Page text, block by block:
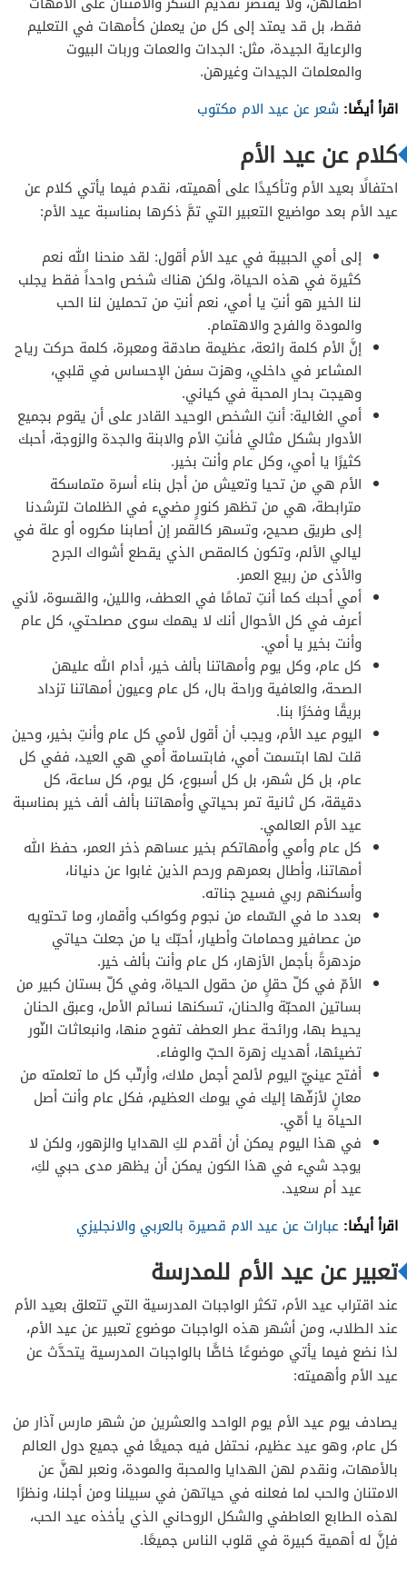
فقط، بل قد يمتد إلى كل من يعملن كأمهات في التعليم
والرعاية الجيدة، مثل: الجدات والعمات وربات البيوت
والمعلمات الجيدات وغيرهن.
اقرأ أيضًا: شعر عن عيد الام مكتوب
كلام عن عيد الأم
احتفالًا بعيد الأم وتأكيدًا على أهميته، نقدم فيما يأتي كلام عن
عيد الأم بعد مواضيع التعبير التي تمَّ ذكرها بمناسبة عيد الأم:
إلى أمي الحبيبة في عيد الأم أقول: لقد منحنا الله نعم
كثيرة في هذه الحياة، ولكن هناك شخص واحداً فقط يجلب
لنا الخير هو أنتِ يا أمي، نعم أنتِ من تحملين لنا الحب
والمودة والفرح والاهتمام.
إنَّ الأم كلمة رائعة، عظيمة صادقة ومعبرة، كلمة حركت رياح
المشاعر في داخلي، وهزت سفن الإحساس في قلبي،
وهيجت بحار المحبة في كياني.
أمي الغالية: أنتِ الشخص الوحيد القادر على أن يقوم بجميع
الأدوار بشكل مثالي فأنتِ الأم والابنة والجدة والزوجة، أحبك
كثيرًا يا أمي، وكل عام وأنت بخير.
الأم هي من تحيا وتعيش من أجل بناء أسرة متماسكة
مترابطة، هي من تظهر كنورٍ مضيء في الظلمات لترشدنا
إلى طريق صحيح، وتسهر كالقمر إن أصابنا مكروه أو علة في
ليالي الألم، وتكون كالمقص الذي يقطع أشواك الجرح
والأذى من ربيع العمر.
أمي أحبك كما أنتِ تمامًا في العطف، واللين، والقسوة، لأني
أعرف في كل الأحوال أنك لا يهمك سوى مصلحتي، كل عام
وأنت بخير يا أمي.
كل عام، وكل يوم وأمهاتنا بألف خير، أدام الله عليهن
الصحة، والعافية وراحة بال، كل عام وعيون أمهاتنا تزداد
بريقًا وفخرًا بنا.
اليوم عيد الأم، ويجب أن أقول لأمي كل عام وأنتِ بخير، وحين
قلت لها ابتسمت أمي، فابتسامة أمي هي العيد، ففي كل
عام، بل كل شهر، بل كل أسبوع، كل يوم، كل ساعة، كل
دقيقة، كل ثانية تمر بحياتي وأمهاتنا بألف ألف خير بمناسبة
عيد الأم العالمي.
كل عام وأمي وأمهاتكم بخير عساهم ذخر العمر، حفظ الله
أمهاتنا، وأطال بعمرهم ورحم الذين غابوا عن دنيانا،
وأسكنهم ربي فسيح جناته.
بعدد ما في السّماء من نجوم وكواكب وأقمار، وما تحتويه
من عصافير وحمامات وأطيار، أحبّك يا من جعلت حياتي
مزدهرةً بأجمل الأزهار، كل عام وأنت بألف خير.
الأمّ في كلّ حقلٍ من حقول الحياة، وفي كلّ بستان كبير من
بساتين المحبّة والحنان، تسكنها نسائم الأمل، وعبق الحنان
يحيط بها، ورائحة عطر العطف تفوح منها، وانبعاثات النّور
تضيئها، أهديك زهرة الحبّ والوفاء.
أفتح عينيّ اليوم لألمح أجمل ملاك، وأرتّب كل ما تعلمته من
معانٍ لأزفّها إليك في يومك العظيم، فكل عام وأنت أصل
الحياة يا أمّي.
في هذا اليوم يمكن أن أقدم لكِ الهدايا والزهور، ولكن لا
يوجد شيء في هذا الكون يمكن أن يظهر مدى حبي لكِ،
عيد أم سعيد.
اقرأ أيضًا: عبارات عن عيد الام قصيرة بالعربي والانجليزي
تعبير عن عيد الأم للمدرسة
عند اقتراب عيد الأم، تكثر الواجبات المدرسية التي تتعلق بعيد الأم
عند الطلاب، ومن أشهر هذه الواجبات موضوع تعبير عن عيد الأم،
لذا نضع فيما يأتي موضوعًا خاصًّا بالواجبات المدرسية يتحدَّث عن
عيد الأم وأهميته:
يصادف يوم عيد الأم يوم الواحد والعشرين من شهر مارس آذار من
كل عام، وهو عيد عظيم، نحتفل فيه جميعًا في جميع دول العالم
بالأمهات، ونقدم لهن الهدايا والمحبة والمودة، ونعبر لهنَّ عن
الامتنان والحب لما فعلنه في حياتهن في سبيلنا ومن أجلنا، ونظرًا
لهذه الطابع العاطفي والشكل الروحاني الذي يأخذه عيد الحب،
فإنَّ له أهمية كبيرة في قلوب الناس جميعًا.